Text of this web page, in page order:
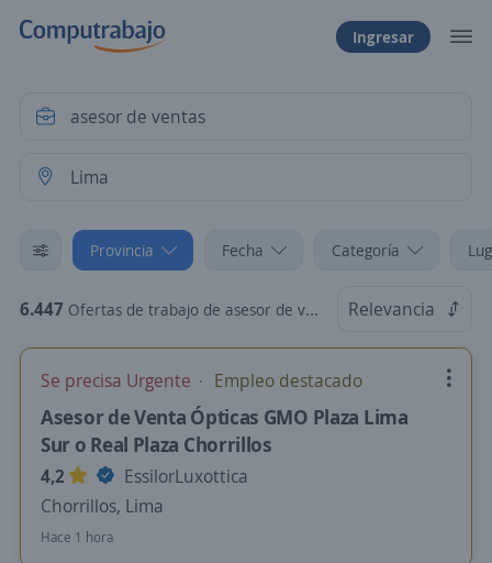
Ingresar
Provincia Fecha Categoría
6.447 Ofertas de trabajo de asesor de ventas en Lima Relevancia
Se precisa Urgente Empleo destacado
Asesor de Venta Ópticas GMO Plaza Lima
Sur o Real Plaza Chorrillos
4,2
EssilorLuxottica
Chorrillos, Lima
Hace 1 hora